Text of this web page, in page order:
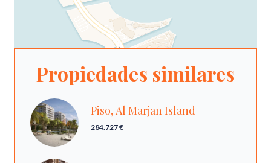
Propiedades similares
Piso, Al Marjan Island
284.727 €